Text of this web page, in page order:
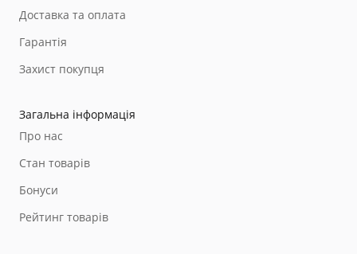
Доставка та оплата
Гарантія
Захист покупця
Загальна інформація
Про нас
Стан товарів
Бонуси
Рейтинг товарів